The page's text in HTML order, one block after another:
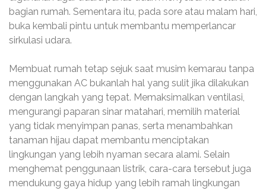
bagian rumah. Sementara itu, pada sore atau malam hari,
buka kembali pintu untuk membantu memperlancar
sirkulasi udara.
Membuat rumah tetap sejuk saat musim kemarau tanpa
menggunakan AC bukanlah hal yang sulit jika dilakukan
dengan langkah yang tepat. Memaksimalkan ventilasi,
mengurangi paparan sinar matahari, memilih material
yang tidak menyimpan panas, serta menambahkan
tanaman hijau dapat membantu menciptakan
lingkungan yang lebih nyaman secara alami. Selain
menghemat penggunaan listrik, cara-cara tersebut juga
mendukung gaya hidup yang lebih ramah lingkungan